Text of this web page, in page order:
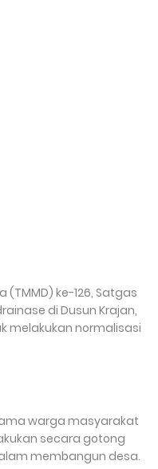
ke-126, Satgas
di Dusun Krajan,
melakukan normalisasi
warga masyarakat
secara gotong
membangun desa.